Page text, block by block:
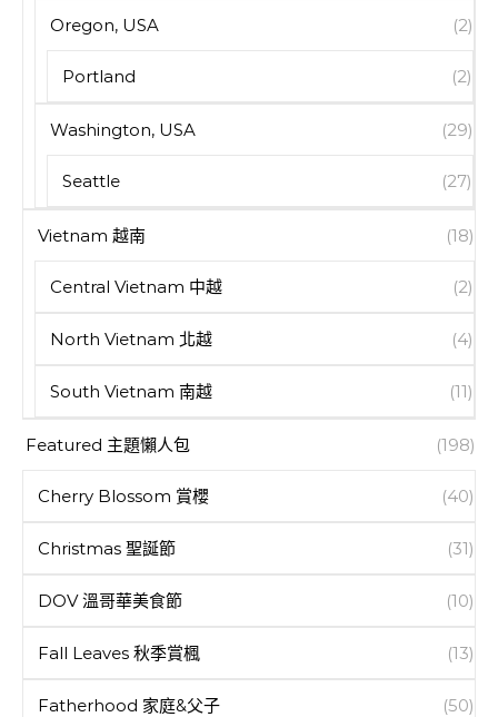
Oregon, USA (2)
Portland (2)
Washington, USA (29)
Seattle (27)
Vietnam 越南 (18)
Central Vietnam 中越 (2)
North Vietnam 北越 (4)
South Vietnam 南越 (11)
Featured 主題懶人包 (198)
Cherry Blossom 賞櫻 (40)
Christmas 聖誕節 (31)
DOV 溫哥華美食節 (10)
Fall Leaves 秋季賞楓 (13)
Fatherhood 家庭&父子 (50)